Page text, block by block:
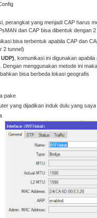
perangkat yang menjadi CAP harus
dan CAP bisa dibentuk dengan 2
bisa terbentuk apabila CAP dan
2 tunnel)
, komunikasi ini digunakan
Dengan menggunakan metode ini
bisa berbeda lokasi geografis
pake
yang dijadikan induk dulu yang saya